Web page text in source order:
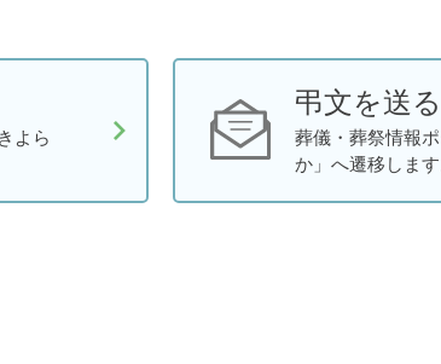
よら
弔文を送る
葬儀・葬祭情報
か」へ遷移します